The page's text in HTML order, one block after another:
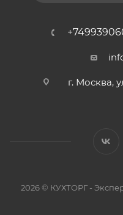
г. Москва,
2026 © КУХТОРГ -